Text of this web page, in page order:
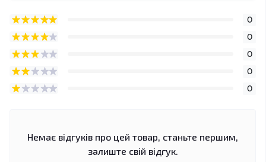
0
0
0
0
0
Немає відгуків про цей товар, станьте першим,
залиште свій відгук.